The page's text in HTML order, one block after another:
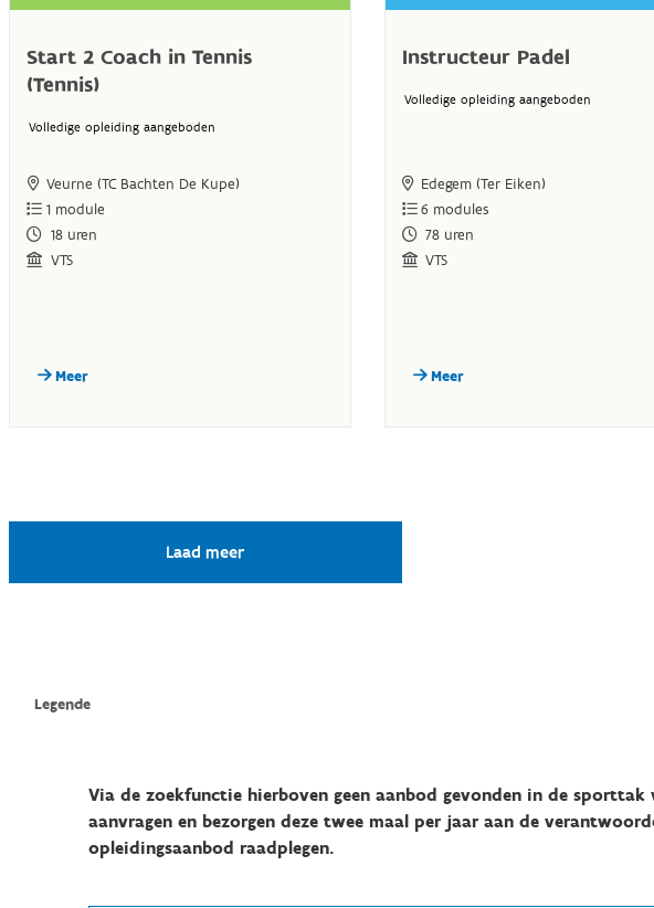
Via de zoekfunctie hierboven geen aanbod gevonden in de
aanvragen en bezorgen deze twee maal per jaar aan de
opleidingsaanbod raadplegen.